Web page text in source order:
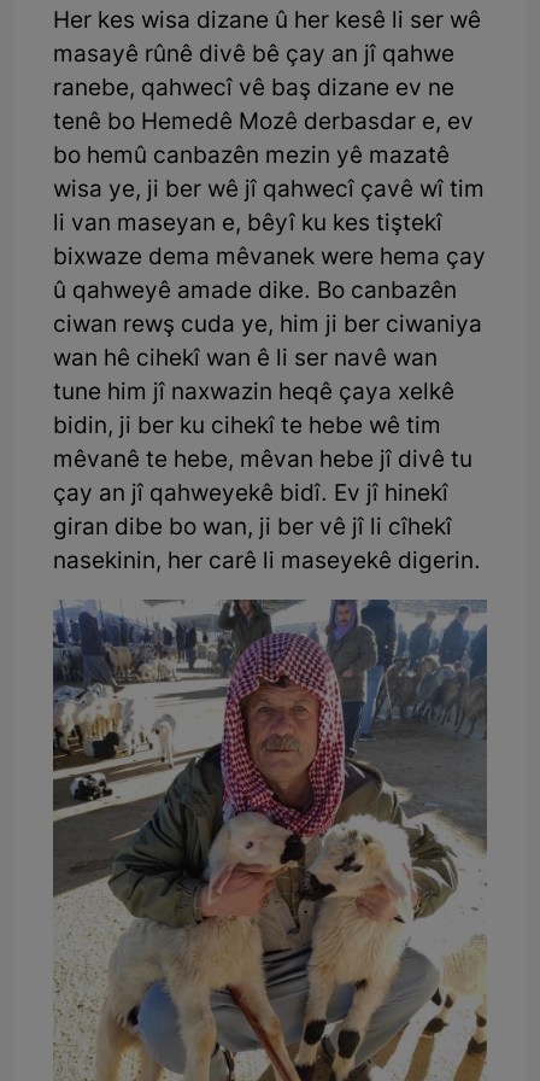
Her kes wisa dizane û her kesê li ser wê
masayê rûnê divê bê çay an jî qahwe
ranebe, qahwecî vê baş dizane ev ne
tenê bo Hemedê Mozê derbasdar e, ev
bo hemû canbazên mezin yê mazatê
wisa ye, ji ber wê jî qahwecî çavê wî tim
li van maseyan e, bêyî ku kes tiştekî
bixwaze dema mêvanek were hema çay
û qahweyê amade dike. Bo canbazên
ciwan rewş cuda ye, him ji ber ciwaniya
wan hê cihekî wan ê li ser navê wan
tune him jî naxwazin heqê çaya xelkê
bidin, ji ber ku cihekî te hebe wê tim
mêvanê te hebe, mêvan hebe jî divê tu
çay an jî qahweyekê bidî. Ev jî hinekî
giran dibe bo wan, ji ber vê jî li cîhekî
nasekinin, her carê li maseyekê digerin.